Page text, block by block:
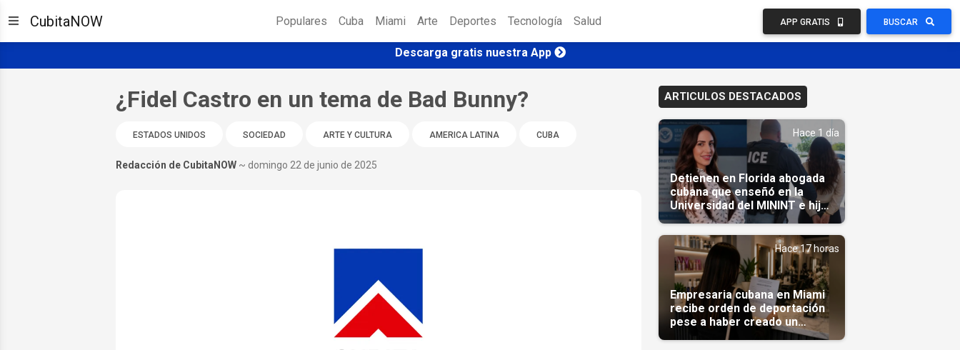
CubitaNOW Populares Cuba Miami Arte Deportes Tecnología Salud APP GRATIS BUSCAR
Descarga gratis nuestra App
¿Fidel Castro en un tema de Bad Bunny?
ESTADOS UNIDOS SOCIEDAD ARTE Y CULTURA AMERICA LATINA CUBA
Redacción de CubitaNOW ~ domingo 22 de junio de 2025
ARTICULOS DESTACADOS
Hace 1 día
Detienen en Florida abogada
cubana que enseñó en la
Universidad del MININT e hija
de diplomático cubano
Hace 17 horas
Empresaria cubana en Miami
recibe orden de deportación
pese a haber creado un